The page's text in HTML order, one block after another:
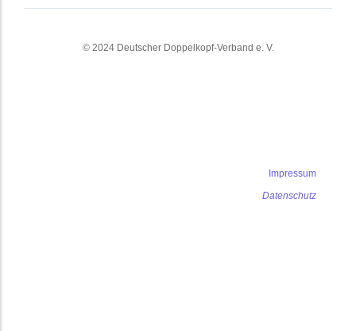
© 2024 Deutscher Doppelkopf-Verband e. V.
Impressum
Datenschutz